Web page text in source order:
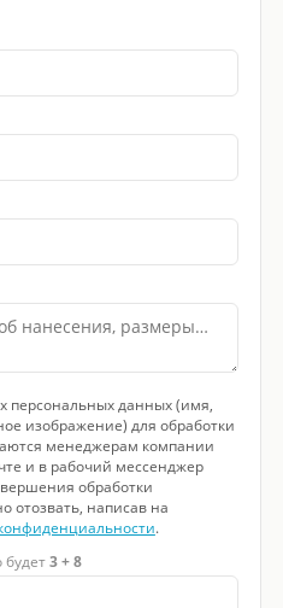
персональных данных (имя,
изображение) для обработки
менеджерам компании
и в рабочий мессенджер
обработки
отозвать, написав на
.
будет3 + 8